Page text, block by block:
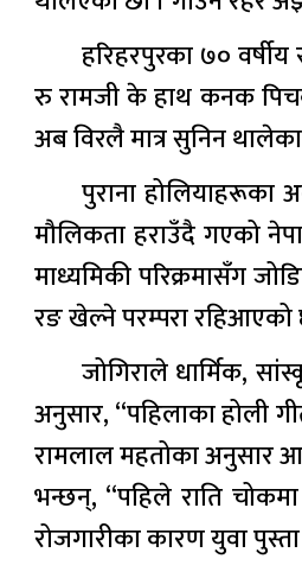
हरिहरपुरका ७०
रु रामजी के हाथ कनक
अब विरलै मात्र सुनिन
पुराना होलियाहरूका
मौलिकता हराउँदै गएको
माध्यमिकी परिक्रमासँग
रङ खेल्ने परम्परा रहिआएको
जोगिराले धार्मिक,
अनुसार, “पहिलाका होली
रामलाल महतोका अनुसार
भन्छन्, “पहिले राति
रोजगारीका कारण युवा